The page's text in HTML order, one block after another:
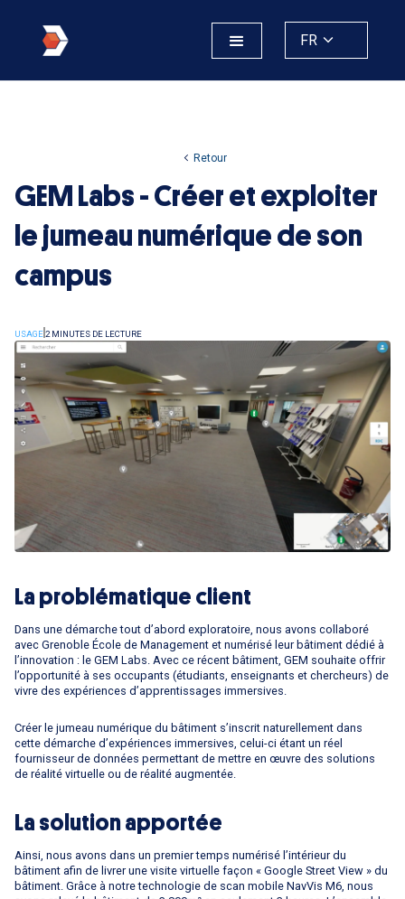
FR
Retour
GEM Labs - Créer et exploiter
le jumeau numérique de son
campus
USAGE2 MINUTES DE LECTURE
La problématique client
Dans une démarche tout d’abord exploratoire, nous avons collaboré
avec Grenoble École de Management et numérisé leur bâtiment dédié à
l’innovation : le GEM Labs. Avec ce récent bâtiment, GEM souhaite offrir
l’opportunité à ses occupants (étudiants, enseignants et chercheurs) de
vivre des expériences d’apprentissages immersives.
Créer le jumeau numérique du bâtiment s’inscrit naturellement dans
cette démarche d’expériences immersives, celui-ci étant un réel
fournisseur de données permettant de mettre en œuvre des solutions
de réalité virtuelle ou de réalité augmentée.
La solution apportée
Ainsi, nous avons dans un premier temps numérisé l’intérieur du
bâtiment afin de livrer une visite virtuelle façon « Google Street View » du
bâtiment. Grâce à notre technologie de scan mobile NavVis M6, nous